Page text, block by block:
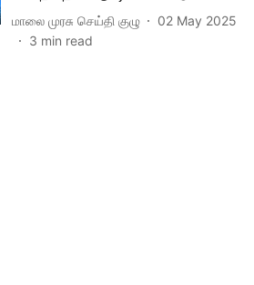
மாலை முரசு செய்தி குழு
02 May 2025
3 min read